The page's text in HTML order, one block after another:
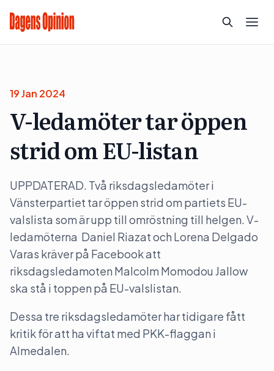
19 Jan 2024
V-ledamöter tar öppen
strid om EU-listan
UPPDATERAD. Två riksdagsledamöter i
Vänsterpartiet tar öppen strid om partiets EU-
valslista som är upp till omröstning till helgen. V-
ledamöterna Daniel Riazat och Lorena Delgado
Varas kräver på Facebook att
riksdagsledamoten Malcolm Momodou Jallow
ska stå i toppen på EU-valslistan.
Dessa tre riksdagsledamöter har tidigare fått
kritik för att ha viftat med PKK-flaggan i
Almedalen.